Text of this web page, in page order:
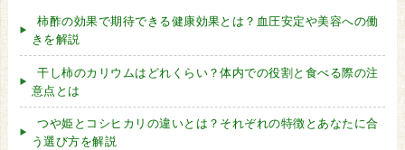
柿酢の効果で期待できる健康効果とは？血圧安定や美容への働
きを解説
干し柿のカリウムはどれくらい？体内での役割と食べる際の注
意点とは
つや姫とコシヒカリの違いとは？それぞれの特徴とあなたに合
う選び方を解説